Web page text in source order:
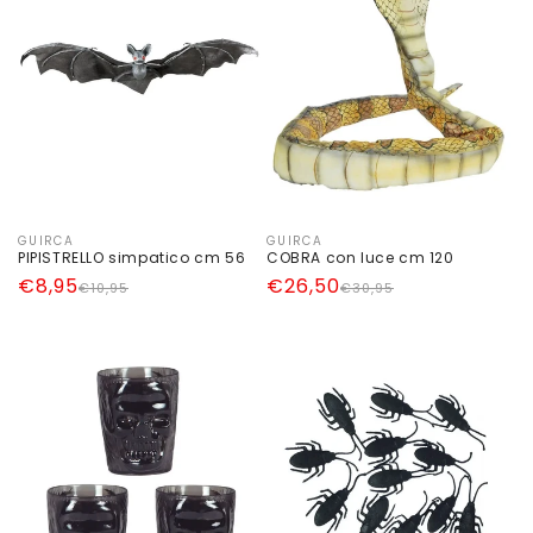
Produttore:
GUIRCA
PIPISTRELLO simpatico cm 56
Prezzo€10,95
Prezzo
€8,95
Produttore:
GUIRCA
COBRA con luce cm 120
Prezzo €30,95
Prezzo
€26,50